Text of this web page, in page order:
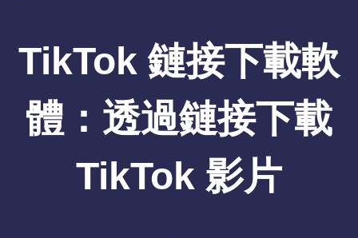
TikTok 鏈接下載軟
體：透過鏈接下載
TikTok 影片